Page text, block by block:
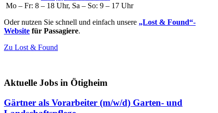
Mo – Fr: 8 – 18 Uhr, Sa – So: 9 – 17 Uhr
Oder nutzen Sie schnell und einfach unsere „Lost & Found“-
Website für Passagiere.
Zu Lost & Found
Aktuelle Jobs in Ötigheim
Gärtner als Vorarbeiter (m/w/d) Garten- und